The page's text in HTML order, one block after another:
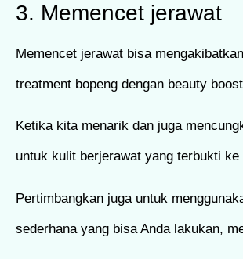
3. Memencet jerawat
Memencet jerawat bisa
treatment bopeng dengan beauty
Ketika kita menarik dan juga
untuk kulit berjerawat yang terbukti
Pertimbangkan juga untuk
sederhana yang bisa Anda lakukan,